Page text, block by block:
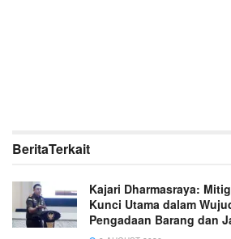
BeritaTerkait
Kajari Dharmasraya:
Kunci Utama dalam
Pengadaan Barang dan